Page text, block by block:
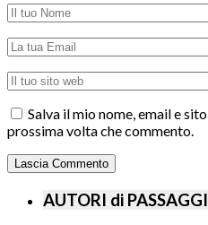
Salva il mio nome, email e
prossima volta che commento.
AUTORI di